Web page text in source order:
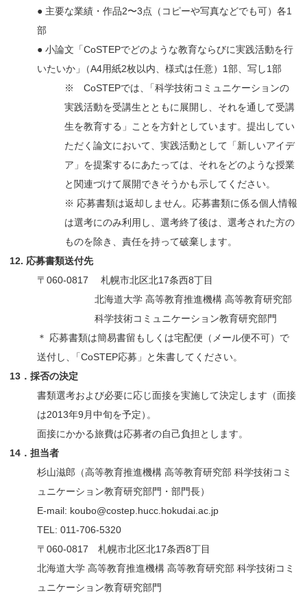
● 主要な業績・作品2〜3点（コピーや写真などでも可）各1
部
● 小論文「CoSTEPでどのような教育ならびに実践活動を行
いたいか 」
（A4用紙2枚以内、様式は任意）1部、写し1部
※ CoSTEPでは
「科学技術コミュニケーションの
実践活動を受講生とともに展開し、それを通して受講
生を教育する」ことを方針としています。提出してい
ただく論文において、実践活動として「新しいアイデ
ア」を提案するにあたっては、それをどのような授業
と関連づけて展開できそうかも示してください。
※ 応募書類は返却しません。応募書類に係る個人情報
は選考にのみ利用し、選考終了後は、選考された方の
ものを除き、責任を持って破棄します。
12. 応募書類送付先
〒060-0817 札幌市北区北17条西8丁目
北海道大学 高等教育推進機構 高等教育研究部
科学技術コミュニケーション教育研究部門
＊ 応募書類は簡易書留もしくは宅配便（メール便不可）で
送付し
「CoSTEP応募」と朱書してください。
13．採否の決定
書類選考および必要に応じ面接を実施して決定します（面接
は2013年9月中旬を予定） 。
面接にかかる旅費は応募者の自己負担とします。
14．担当者
杉山滋郎（高等教育推進機構 高等教育研究部 科学技術コミ
ュニケーション教育研究部門・部門長）
E-mail: koubo@costep.hucc.hokudai.ac.jp
TEL: 011-706-5320
〒060-0817 札幌市北区北17条西8丁目
北海道大学 高等教育推進機構 高等教育研究部 科学技術コミ
ュニケーション教育研究部門